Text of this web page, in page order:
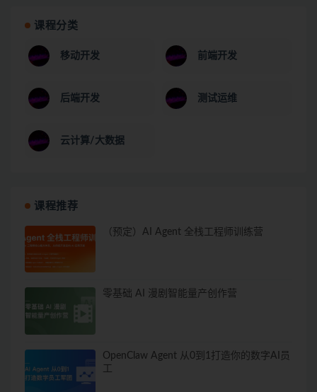
课程分类
移动开发 前端开发
后端开发 测试运维
云计算/大数据
课程推荐
（预定）AI Agent 全栈工程师训练营
零基础 AI 漫剧智能量产创作营
OpenClaw Agent 从0到1打造你的数字AI员